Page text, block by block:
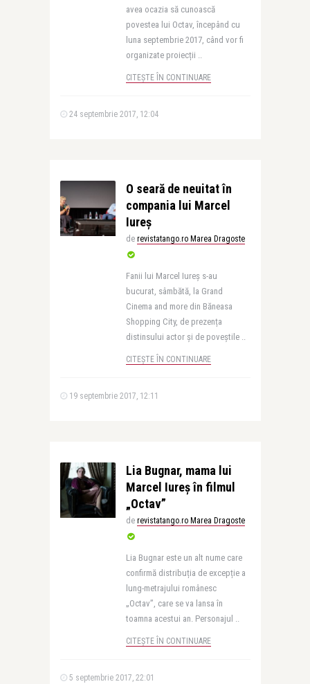
avea ocazia să cunoască
povestea lui Octav, începând cu
luna septembrie 2017, când vor fi
organizate proiecții ..
CITEȘTE ÎN CONTINUARE
24 septembrie 2017, 12:04
O seară de neuitat în
compania lui Marcel
Iureș
de revistatango.ro Marea Dragoste
Fanii lui Marcel Iureș s-au
bucurat, sâmbătă, la Grand
Cinema and more din Băneasa
Shopping City, de prezența
distinsului actor și de poveștile ..
CITEȘTE ÎN CONTINUARE
19 septembrie 2017, 12:11
Lia Bugnar, mama lui
Marcel Iureș în filmul
„Octav”
de revistatango.ro Marea Dragoste
Lia Bugnar este un alt nume care
confirmă distribuția de excepție a
lung-metrajului românesc
„Octav”, care se va lansa în
toamna acestui an. Personajul ..
CITEȘTE ÎN CONTINUARE
5 septembrie 2017, 22:01